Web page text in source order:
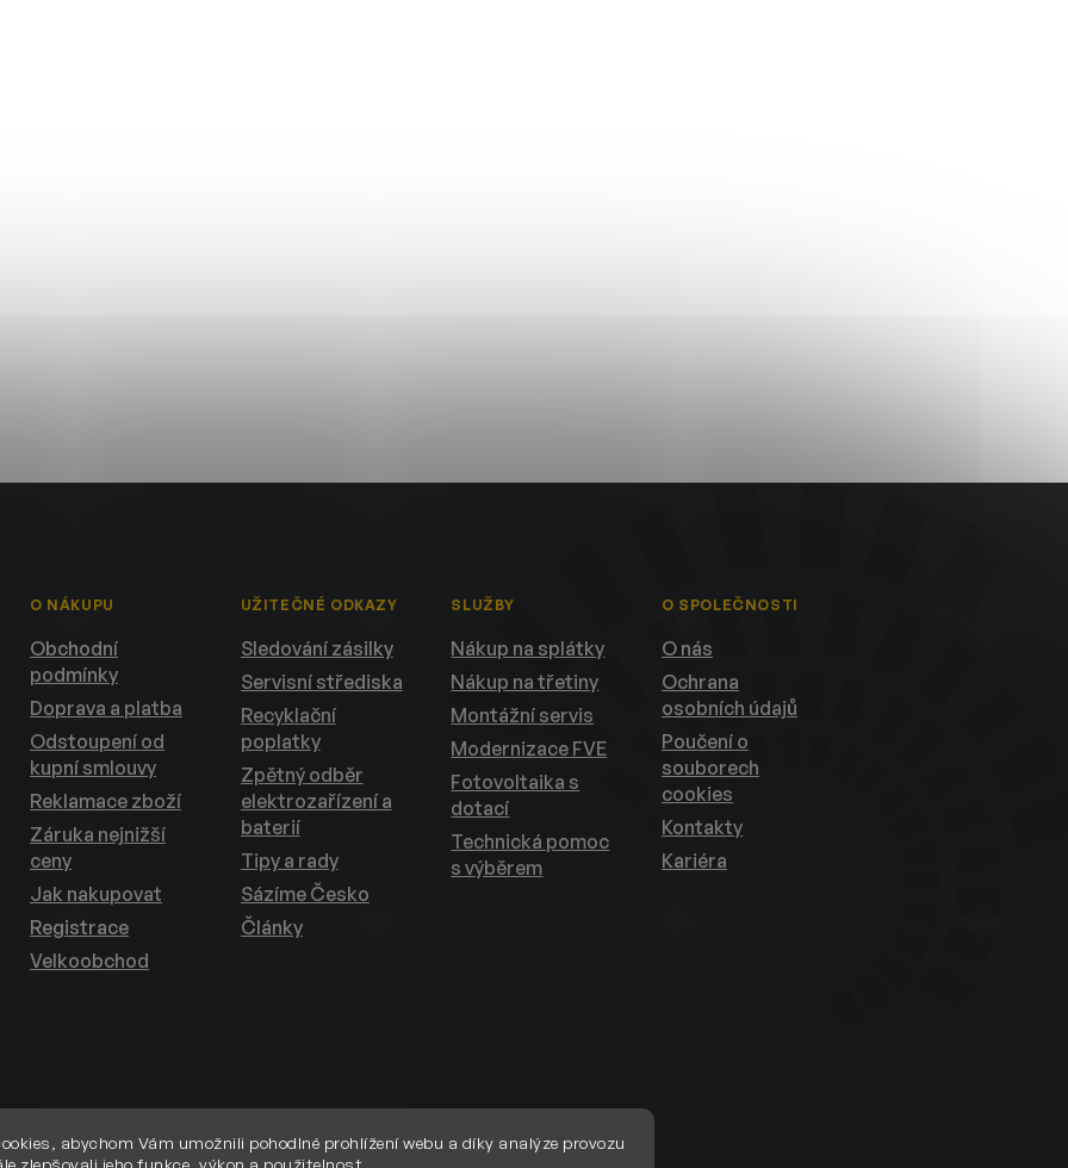
abychom Vám umožnili pohodlné prohlížení webu a díky analýze provozu
zlepšovali jeho funkce, výkon a použitelnost.
O NÁKUPU
Obchodní
podmínky
Doprava a platba
Odstoupení od
kupní smlouvy
Reklamace zboží
Záruka nejnižší
ceny
Jak nakupovat
Registrace
Velkoobchod
UŽITEČNÉ ODKAZY
Sledování zásilky
Servisní střediska
Recyklační
poplatky
Zpětný odběr
elektrozařízení a
baterií
Tipy a rady
Sázíme Česko
Články
SLUŽBY
Nákup na splátky
Nákup na třetiny
Montážní servis
Modernizace FVE
Fotovoltaika s
dotací
Technická pomoc
s výběrem
O SPOLEČNOSTI
O nás
Ochrana
osobních údajů
Poučení o
souborech
cookies
Kontakty
Kariéra